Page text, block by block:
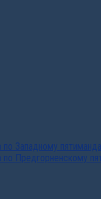
Западному
Предгорненскому